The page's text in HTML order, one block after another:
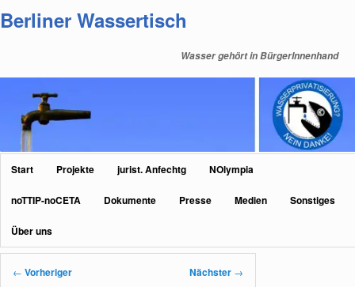
primären
Berliner Wassertisch
Wasser gehört in BürgerInnenhand
Hauptmenü
Start Projekte jurist. Anfechtg NOlympia
noTTIP-noCETA Dokumente Presse Medien Sonstiges
Über uns
Beitragsnavigation
← Vorheriger Nächster →